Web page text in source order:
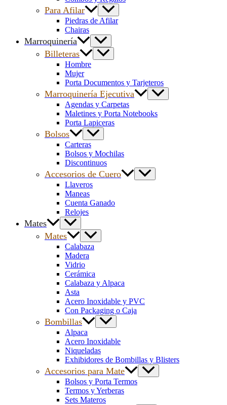
Para Afilar
Piedras de Afilar
Chairas
Marroquinería
Billeteras
Hombre
Mujer
Porta Documentos y Tarjeteros
Marroquinería Ejecutiva
Agendas y Carpetas
Maletines y Porta Notebooks
Porta Lapiceras
Bolsos
Carteras
Bolsos y Mochilas
Discontinuos
Accesorios de Cuero
Llaveros
Maneas
Cuenta Ganado
Relojes
Mates
Mates
Calabaza
Madera
Vidrio
Cerámica
Calabaza y Alpaca
Asta
Acero Inoxidable y PVC
Con Packaging o Caja
Bombillas
Alpaca
Acero Inoxidable
Niqueladas
Exhibidores de Bombillas y Blisters
Accesorios para Mate
Bolsos y Porta Termos
Termos y Yerberas
Sets Materos